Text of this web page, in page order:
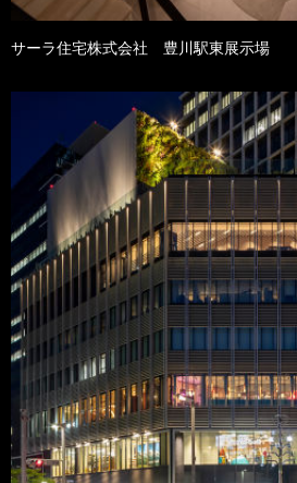
サーラ住宅株式会社 豊川駅東展示場